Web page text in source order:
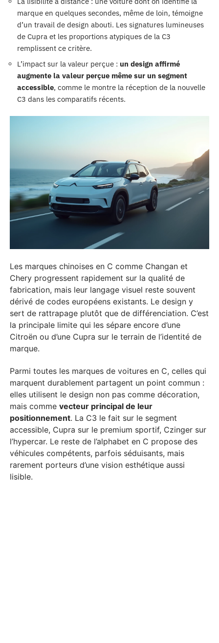
marque en quelques secondes, même de loin, témoigne
d’un travail de design abouti. Les signatures lumineuses
de Cupra et les proportions atypiques de la C3
remplissent ce critère.
L’impact sur la valeur perçue : un design affirmé
augmente la valeur perçue même sur un segment
accessible, comme le montre la réception de la nouvelle
C3 dans les comparatifs récents.
Les marques chinoises en C comme Changan et
Chery progressent rapidement sur la qualité de
fabrication, mais leur langage visuel reste souvent
dérivé de codes européens existants. Le design y
sert de rattrapage plutôt que de différenciation. C’est
la principale limite qui les sépare encore d’une
Citroën ou d’une Cupra sur le terrain de l’identité de
marque.
Parmi toutes les marques de voitures en C, celles qui
marquent durablement partagent un point commun :
elles utilisent le design non pas comme décoration,
mais comme vecteur principal de leur
positionnement. La C3 le fait sur le segment
accessible, Cupra sur le premium sportif, Czinger sur
l’hypercar. Le reste de l’alphabet en C propose des
véhicules compétents, parfois séduisants, mais
rarement porteurs d’une vision esthétique aussi
lisible.